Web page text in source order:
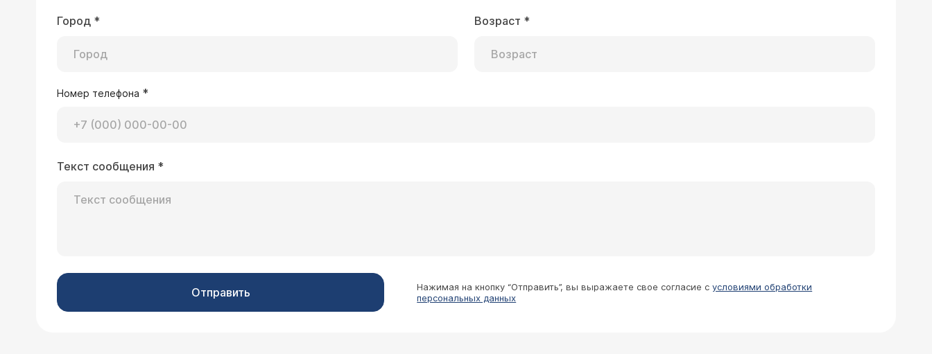
Город * Возраст *
Номер телефона *
Текст сообщения *
Отправить Нажимая на кнопку “Отправить”, вы выражаете свое согласие сусловиями обработки
персональных данных